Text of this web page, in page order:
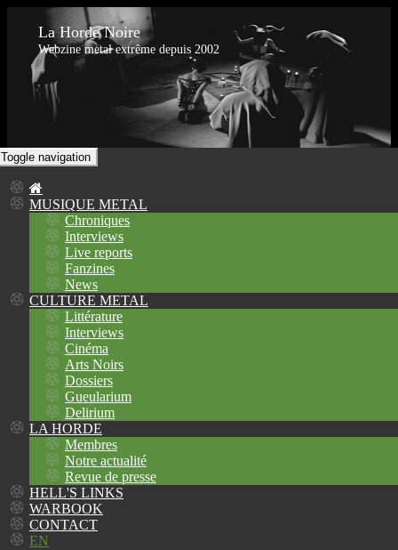
La Horde Noire
Webzine metal extrême depuis 2002
Toggle navigation
MUSIQUE METAL
Chroniques
Interviews
Live reports
Fanzines
News
CULTURE METAL
Littérature
Interviews
Cinéma
Arts Noirs
Dossiers
Gueularium
Delirium
LA HORDE
Membres
Notre actualité
Revue de presse
HELL'S LINKS
WARBOOK
CONTACT
EN